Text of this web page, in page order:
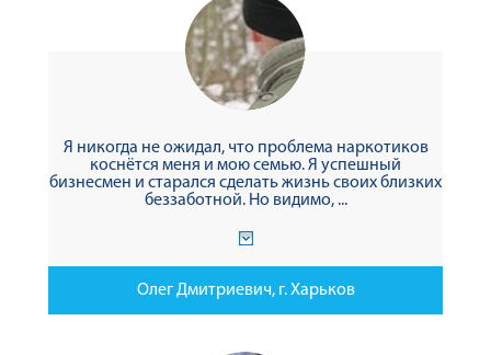
Я никогда не ожидал, что проблема наркотиков
коснётся меня и мою семью. Я успешный
бизнесмен и старался сделать жизнь своих близких
беззаботной. Но видимо, ...
Олег Дмитриевич, г. Харьков